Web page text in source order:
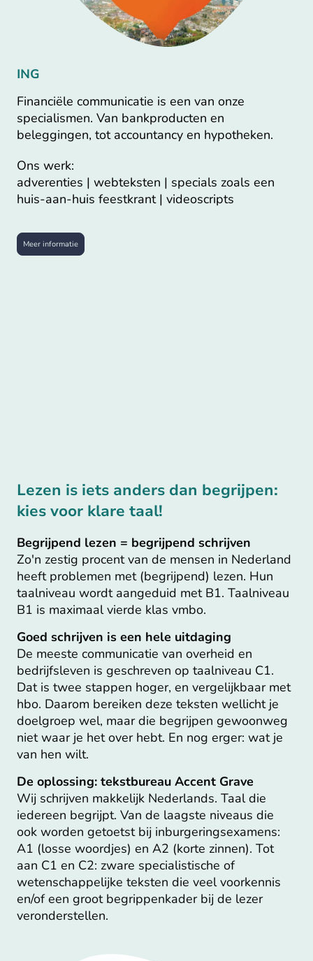
ING
Financiële communicatie is een van onze
specialismen. Van bankproducten en
beleggingen, tot accountancy en hypotheken.
Ons werk:
adverenties | webteksten | specials zoals een
huis-aan-huis feestkrant | videoscripts
Meer informatie
Lezen is iets anders dan begrijpen:
kies voor klare taal!
Begrijpend lezen = begrijpend schrijven
Zo'n zestig procent van de mensen in Nederland
heeft problemen met (begrijpend) lezen. Hun
taalniveau wordt aangeduid met B1. Taalniveau
B1 is maximaal vierde klas vmbo.
Goed schrijven is een hele uitdaging
De meeste communicatie van overheid en
bedrijfsleven is geschreven op taalniveau C1.
Dat is twee stappen hoger, en vergelijkbaar met
hbo. Daarom bereiken deze teksten wellicht je
doelgroep wel, maar die begrijpen gewoonweg
niet waar je het over hebt. En nog erger: wat je
van hen wilt.
De oplossing: tekstbureau Accent Grave
Wij schrijven makkelijk Nederlands. Taal die
iedereen begrijpt. Van de laagste niveaus die
ook worden getoetst bij inburgeringsexamens:
A1 (losse woordjes) en A2 (korte zinnen). Tot
aan C1 en C2: zware specialistische of
wetenschappelijke teksten die veel voorkennis
en/of een groot begrippenkader bij de lezer
veronderstellen.